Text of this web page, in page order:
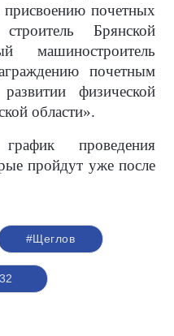
почетных
Брянской
машиностроитель
почетным
физической
области».
проведения
пройдут уже после
#Щеглов